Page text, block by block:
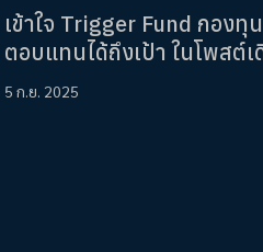
เข้าใจ Trigger Fund กองทุ
ตอบแทนได้ถึงเป้า ในโพสต์เ
5 ก.ย. 2025